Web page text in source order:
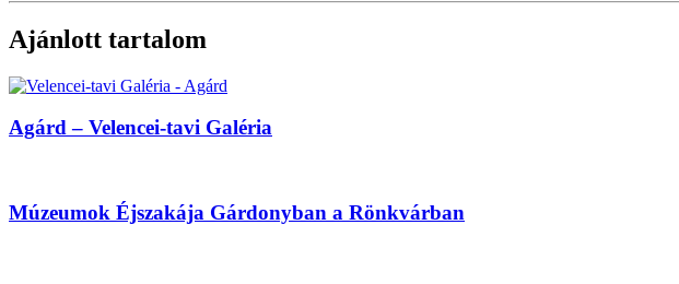
Ajánlott tartalom
Agárd – Velencei-tavi Galéria
Múzeumok Éjszakája Gárdonyban a Rönkvárban